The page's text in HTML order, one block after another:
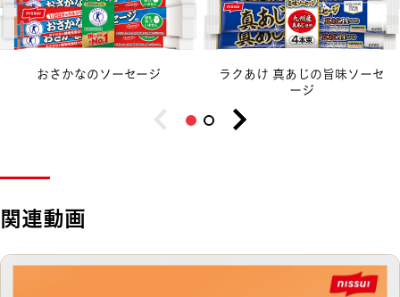
おさかなのソーセージ
ラクあけ 真あじの旨味ソーセ
ージ
関連動画